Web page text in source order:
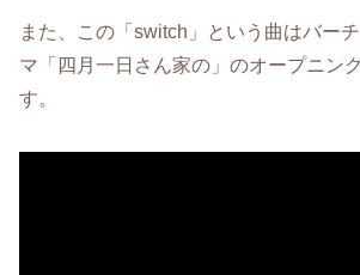
また、この「switch」という曲はバー
マ「四月一日さん家の」のオープニン
す。